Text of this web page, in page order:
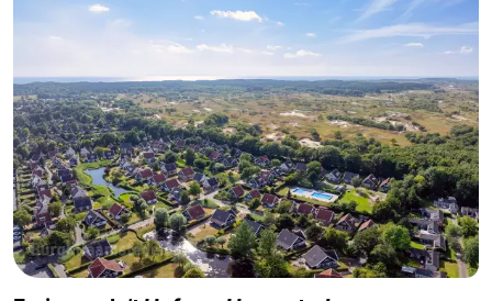
Hof
van
Haamstede
Schouwse
Valleien
-
Wijde
Blick
-
Zeeuwse
Kust
-
’t
Hof
Hotels
Zimmer